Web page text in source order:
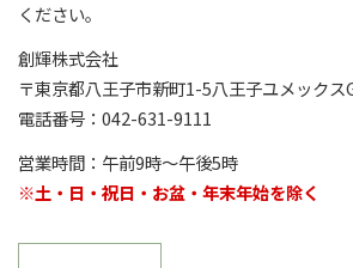
ください。
創輝株式会社
〒東京都八王子市新町1-5八王子ユメックス
電話番号： 042-631-9111
営業時間：午前9時～午後5時
※土・日・祝日・お盆・年末年始を除く